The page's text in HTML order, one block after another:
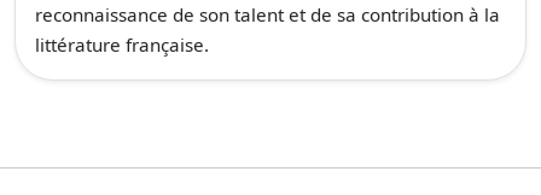
reconnaissance de son talent et de sa contribution à la
littérature française.